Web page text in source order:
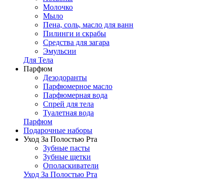
Молочко
Мыло
Пена, соль, масло для ванн
Пилинги и скрабы
Средства для загара
Эмульсии
Для Тела
Парфюм
Дезодоранты
Парфюмерное масло
Парфюмерная вода
Спрей для тела
Туалетная вода
Парфюм
Подарочные наборы
Уход За Полостью Рта
Зубные пасты
Зубные щетки
Ополаскиватели
Уход За Полостью Рта